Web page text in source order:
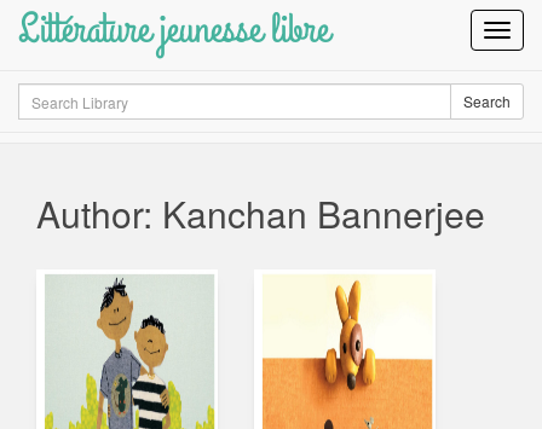
Littérature jeunesse libre
Search Search
Author: Kanchan Bannerjee